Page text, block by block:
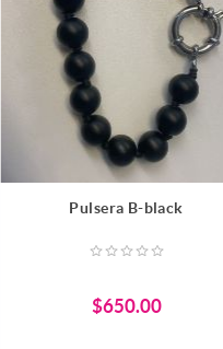
Pulsera B-black
$650.00